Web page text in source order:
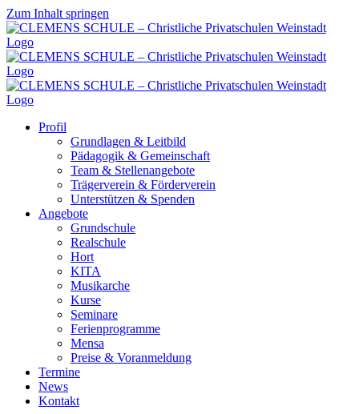
Zum Inhalt springen
Profil
Grundlagen & Leitbild
Pädagogik & Gemeinschaft
Team & Stellenangebote
Trägerverein & Förderverein
Unterstützen & Spenden
Angebote
Grundschule
Realschule
Hort
KITA
Musikarche
Kurse
Seminare
Ferienprogramme
Mensa
Preise & Voranmeldung
Termine
News
Kontakt